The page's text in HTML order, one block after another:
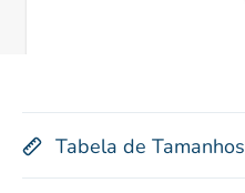
Tabela de Tamanhos